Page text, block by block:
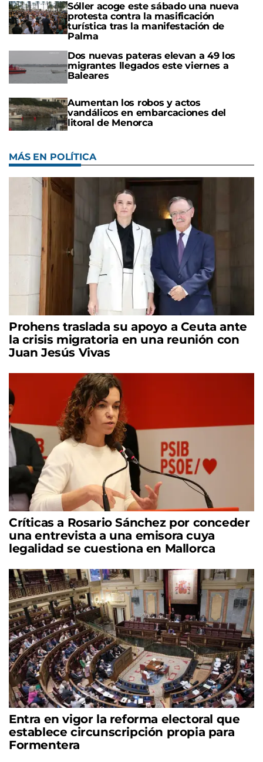
Sóller acoge este sábado una nueva
protesta contra la masificación
turística tras la manifestación de
Palma
Dos nuevas pateras elevan a 49 los
migrantes llegados este viernes a
Baleares
Aumentan los robos y actos
vandálicos en embarcaciones del
litoral de Menorca
MÁS EN POLÍTICA
Prohens traslada su apoyo a Ceuta ante
la crisis migratoria en una reunión con
Juan Jesús Vivas
Críticas a Rosario Sánchez por conceder
una entrevista a una emisora cuya
legalidad se cuestiona en Mallorca
Entra en vigor la reforma electoral que
establece circunscripción propia para
Formentera